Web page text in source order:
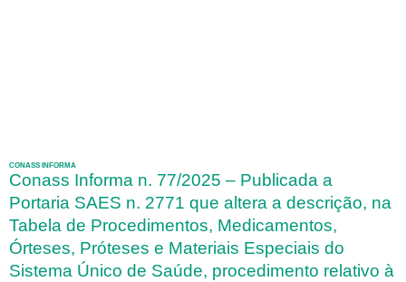
CONASS INFORMA
Conass Informa n. 77/2025 – Publicada a
Portaria SAES n. 2771 que altera a descrição, na
Tabela de Procedimentos, Medicamentos,
Órteses, Próteses e Materiais Especiais do
Sistema Único de Saúde, procedimento relativo à